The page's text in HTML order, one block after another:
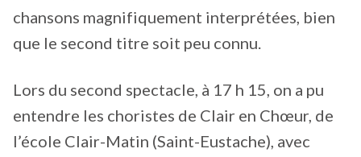
chansons magnifiquement interprétées, bien
que le second titre soit peu connu.
Lors du second spectacle, à 17 h 15, on a pu
entendre les choristes de Clair en Chœur, de
l’école Clair-Matin (Saint-Eustache), avec